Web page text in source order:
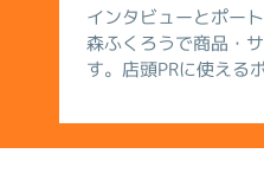
インタビューとポー
森ふくろうで商品・
す。店頭PRに使える